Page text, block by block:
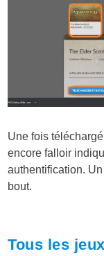
Une fois
encore falloir
authentification.
bout.
Tous les